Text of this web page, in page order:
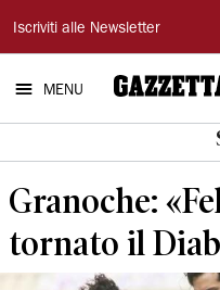
Gazzetta
di
Modena
Iscriviti alle Newsletter
MENU
Granoche:
tornato il